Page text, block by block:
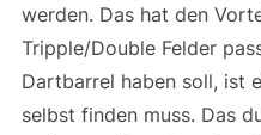
werden. Das hat den
Tripple/Double Felder
Dartbarrel haben soll, ist
selbst finden muss. Das